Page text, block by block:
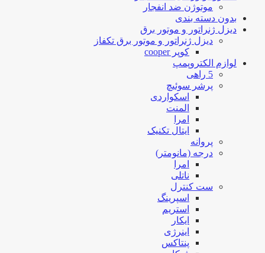
موتوژن ضد انفجار
بدون دسته بندی
دیزل ژنراتور و موتور برق
دیزل ژنراتور و موتور برق تکفاز
کوپر cooper
لوازم الکتروپمپ
5 راهی
پرشر سوئیچ
اسکواردی
المنت
امرا
ایتال تکنیک
پروانه
درجه (مانومتر)
امرا
ناتلی
ست کنترل
اسپرینگ
استریم
ایکار
اینرژی
پنتاکس